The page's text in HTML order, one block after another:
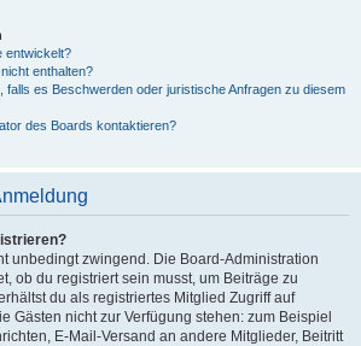
entwickelt?
enthalten?
falls es Beschwerden oder juristische Anfragen zu diesem
des Boards kontaktieren?
unbedingt zwingend. Die Board-Administration
ob du registriert sein musst, um Beiträge zu
du als registriertes Mitglied Zugriff auf
Gästen nicht zur Verfügung stehen: zum Beispiel
E-Mail-Versand an andere Mitglieder, Beitritt